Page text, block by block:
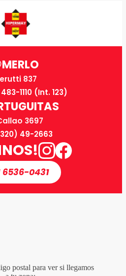
MERLO
837
1110 (Int. 123)
3697
49-2663
6536-0431
postal para ver si llegamos